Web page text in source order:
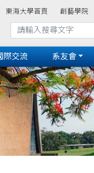
東海大學首頁 創藝學院
際交流 系友會